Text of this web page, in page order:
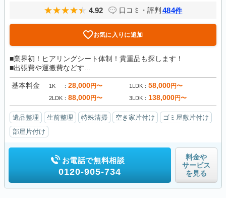
4.92 口コミ・評判 484件
お気に入りに追加
■業界初！ヒアリングシート体制！貴重品も探します！
■出張費や運搬費などす...
基本料金 1K 28,000円〜 1LDK 58,000円〜
2LDK 88,000円〜 3LDK 138,000円〜
遺品整理 生前整理 特殊清掃 空き家片付け
ゴミ屋敷片付け
部屋片付け
お電話で無料相談
0120-905-734
料金や
サービス
を見る